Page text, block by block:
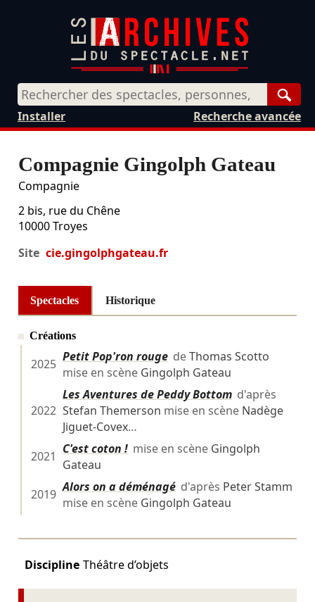
Recherche avancée
Installer
Compagnie Gingolph Gateau
Compagnie
2 bis, rue du Chêne
10000 Troyes
Site cie.gingolphgateau.fr
Spectacles Historique
Créations
2025 Petit Pop'ron rougedeThomas Scotto
mise en scène Gingolph Gateau
2022
Les Aventures de Peddy Bottomd'après
Stefan Themerson mise en scène Nadège
Jiguet‑Covex…
2021 C'est coton !mise en scène Gingolph
Gateau
2019 Alors on a déménagéd'après Peter Stamm
mise en scène Gingolph Gateau
Discipline Théâtre d’objets